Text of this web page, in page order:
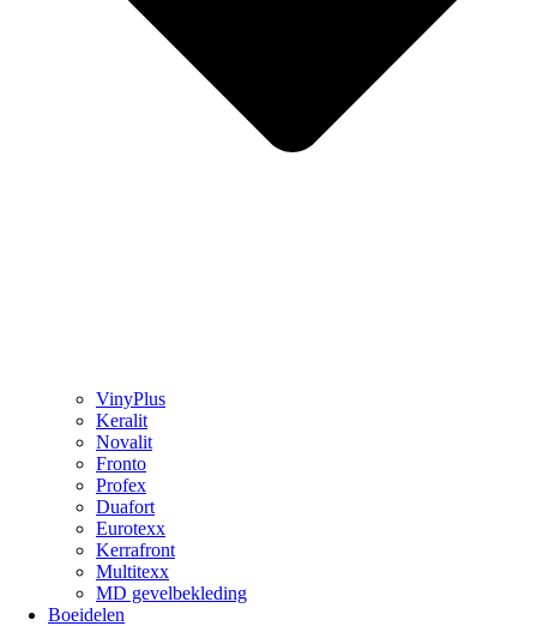
VinyPlus
Keralit
Novalit
Fronto
Profex
Duafort
Eurotexx
Kerrafront
Multitexx
MD gevelbekleding
Boeidelen